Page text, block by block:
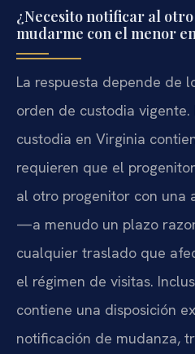
¿Necesito notificar al
mudarme con el menor
La respuesta depende de
orden de custodia vigente.
custodia en Virginia
requieren que el
al otro progenitor con una
—a menudo un plazo
cualquier traslado que
el régimen de visitas.
contiene una disposición
notificación de mudanza,